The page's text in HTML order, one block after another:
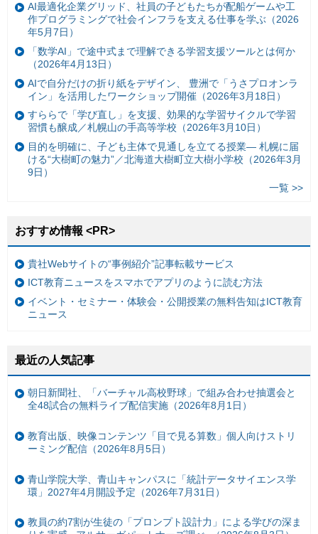
AI最適化企業グリッド、社員の子どもたちが配船ゲームや工
作プログラミングで社会インフラを支える仕事を学ぶ（2026
年5月7日）
「数学AI」で途中式まで理解できる学習支援ツールとは何か
（2026年4月13日）
AIで自分だけの折り紙をデザイン、 豊洲で「うさプロオンラ
イン」を活用したワークショップ開催（2026年3月18日）
すららで「学び直し」を支援、効果的な学習サイクルで学習
習慣も醸成／札幌山の手高等学校（2026年3月10日）
目的を明確に、子ども主体で見通しを立てる授業— 札幌に届
ける“大樹町の魅力”／北海道大樹町立大樹小学校（2026年3月
9日）
一覧 >>
おすすめ情報 <PR>
貴社Webサイトの“事例紹介”記事転載サービス
ICT教育ニュースをスマホでアプリのように読む方法
イベント・セミナー・体験会・公開授業の無料告知はICT教育
ニュース
最近の人気記事
朝日新聞社、「バーチャル高校野球」で組み合わせ抽選会と
全48試合の無料ライブ配信実施（2026年8月1日）
教育出版、映像コンテンツ「目で見る算数」個人向けストリ
ーミング配信（2026年8月5日）
青山学院大学、青山キャンパスに「統計データサイエンス学
環」2027年4月開設予定（2026年7月31日）
教員の約7割が生徒の「プロンプト設計力」による学びの深ま